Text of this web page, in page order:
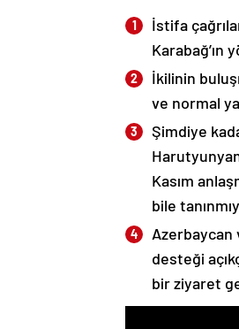
İstifa
Karabağ’ın
İkilinin
ve normal
Şimdiye
Kasım
bile
Azerbaycan
desteği
bir ziyaret